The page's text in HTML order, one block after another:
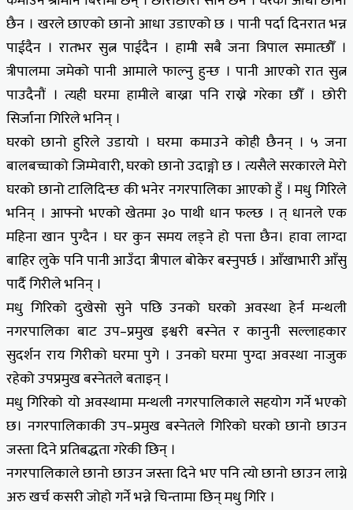
छैन । खरले छाएको छानो आधा उडाएको छ । पानी पर्दा दिनरात भन्न
पाईदैन । रातभर सुत्न पाईदैन । हामी सबै जना त्रिपाल समात्छौँ ।
त्रीपालमा जमेको पानी आमाले फाल्नु हुन्छ । पानी आएको रात सुत्न
पाउदैनौं । त्यही घरमा हामीले बाख्रा पनि राख्ने गरेका छौँ । छोरी
सिर्जाना गिरिले भनिन् ।
घरको छानो हुरिले उडायो । घरमा कमाउने कोही छैनन् । ५ जना
बालबच्चाको जिम्मेवारी, घरको छानो उदाङ्गो छ । त्यसैले सरकारले मेरो
घरको छानो टालिदिन्छ की भनेर नगरपालिका आएको हुँ । मधु गिरिले
भनिन् । आफ्नो भएको खेतमा ३० पाथी धान फल्छ । त् धानले एक
महिना खान पुग्दैन । घर कुन समय लड्ने हो पत्ता छैन। हावा लाग्दा
बाहिर लुके पनि पानी आउँदा त्रीपाल बोकेर बस्नुपर्छ । आँखाभारी आँसु
पार्दै गिरीले भनिन् ।
मधु गिरिको दुखेसो सुने पछि उनको घरको अवस्था हेर्न मन्थली
नगरपालिका बाट उप–प्रमुख इश्वरी बस्नेत र कानुनी सल्लाहकार
सुदर्शन राय गिरीको घरमा पुगे । उनको घरमा पुग्दा अवस्था नाजुक
रहेको उपप्रमुख बस्नेतले बताइन् ।
मधु गिरिको यो अवस्थामा मन्थली नगरपालिकाले सहयोग गर्ने भएको
छ। नगरपालिकाकी उप–प्रमुख बस्नेतले गिरिको घरको छानो छाउन
जस्ता दिने प्रतिबद्धता गरेकी छिन् ।
नगरपालिकाले छानो छाउन जस्ता दिने भए पनि त्यो छानो छाउन लाग्ने
अरु खर्च कसरी जोहो गर्ने भन्ने चिन्तामा छिन् मधु गिरि ।